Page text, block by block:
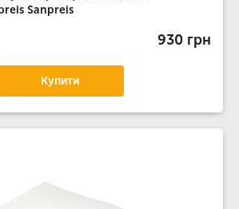
Sanpreis
930 грн
Купити